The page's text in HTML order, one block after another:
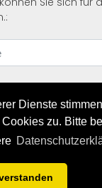
Dienste
zu. Bitte
Rechte von
Datenschutzerklärung